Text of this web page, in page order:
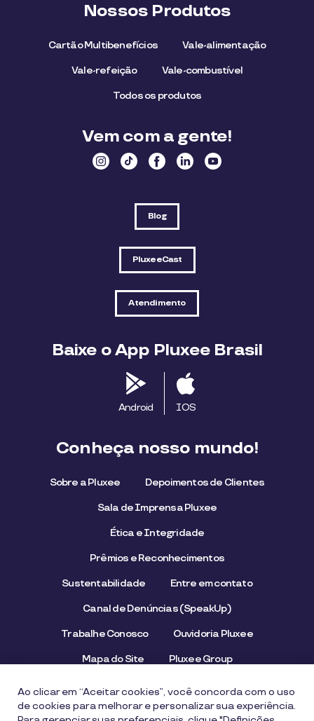
Nossos Produtos
Cartão Multibenefícios Vale-alimentação
Vale-refeição Vale-combustível
Todos os produtos
Vem com a gente!
Blog
PluxeeCast
Atendimento
Baixe o App Pluxee Brasil
Android IOS
Conheça nosso mundo!
Sobre a Pluxee Depoimentos de Clientes
Sala de Imprensa Pluxee
Ética e Integridade
Prêmios e Reconhecimentos
Sustentabilidade Entre em contato
Canal de Denúncias (SpeakUp)
Trabalhe Conosco Ouvidoria Pluxee
Mapa do Site Pluxee Group
Ao clicar em “Aceitar cookies”, você concorda com o uso
de cookies para melhorar e personalizar sua experiência.